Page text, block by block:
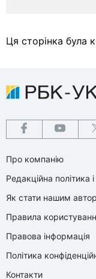
Ця сторінка була
Про компанію
Редакційна політика
Як стати нашим
Правила
Правова інформація
Політика
Контакти